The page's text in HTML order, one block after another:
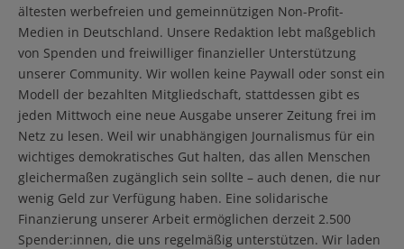
ältesten werbefreien und gemeinnützigen Non-Profit-
Medien in Deutschland. Unsere Redaktion lebt maßgeblich
von Spenden und freiwilliger finanzieller Unterstützung
unserer Community. Wir wollen keine Paywall oder sonst ein
Modell der bezahlten Mitgliedschaft, stattdessen gibt es
jeden Mittwoch eine neue Ausgabe unserer Zeitung frei im
Netz zu lesen. Weil wir unabhängigen Journalismus für ein
wichtiges demokratisches Gut halten, das allen Menschen
gleichermaßen zugänglich sein sollte – auch denen, die nur
wenig Geld zur Verfügung haben. Eine solidarische
Finanzierung unserer Arbeit ermöglichen derzeit 2.500
Spender:innen, die uns regelmäßig unterstützen. Wir laden